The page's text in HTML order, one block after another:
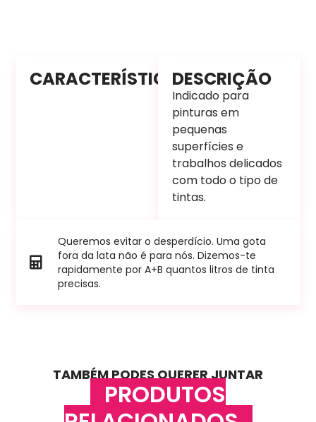
CARACTERÍSTICASDESCRIÇÃO
Indicado para
pinturas em
pequenas
superfícies e
trabalhos delicados
com todo o tipo de
tintas.
Queremos evitar o desperdício. Uma gota
fora da lata não é para nós. Dizemos-te
rapidamente por A+B quantos litros de tinta
precisas.
TAMBÉM PODES QUERER JUNTAR
PRODUTOS